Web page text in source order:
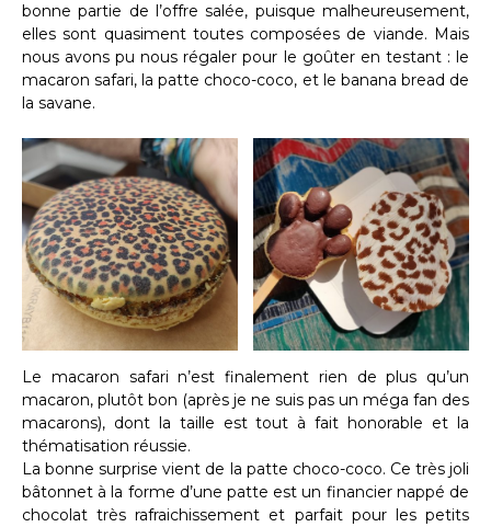
bonne partie de l’offre salée, puisque malheureusement,
elles sont quasiment toutes composées de viande. Mais
nous avons pu nous régaler pour le goûter en testant : le
macaron safari, la patte choco-coco, et le banana bread de
la savane.
Le macaron safari n’est finalement rien de plus qu’un
macaron, plutôt bon (après je ne suis pas un méga fan des
macarons), dont la taille est tout à fait honorable et la
thématisation réussie.
La bonne surprise vient de la patte choco-coco. Ce très joli
bâtonnet à la forme d’une patte est un financier nappé de
chocolat très rafraichissement et parfait pour les petits